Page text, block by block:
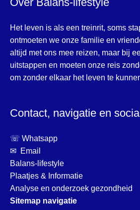
Het leven is als een treinrit, soms
ontmoeten we onze familie en
altijd met ons mee reizen, maar bij
uitstappen en moeten onze reis
om zonder elkaar het leven te
Contact, navigatie en
☏ Whatsapp
✉ Email
Balans-lifestyle
Plaatjes & Informatie
Analyse en onderzoek gezondheid
Sitemap navigatie